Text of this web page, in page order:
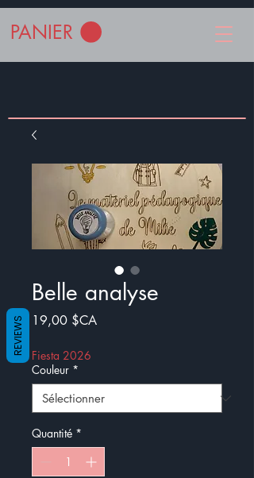
PANIER
Belle analyse
19,00 $CAPrix
Fiesta 2026
Couleur *
Quantité *
REVIEWS